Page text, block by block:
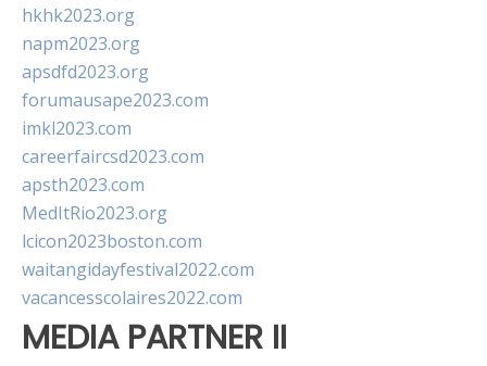
hkhk2023.org
napm2023.org
apsdfd2023.org
forumausape2023.com
imkl2023.com
careerfaircsd2023.com
apsth2023.com
MedItRio2023.org
lcicon2023boston.com
waitangidayfestival2022.com
vacancesscolaires2022.com
MEDIA PARTNER II